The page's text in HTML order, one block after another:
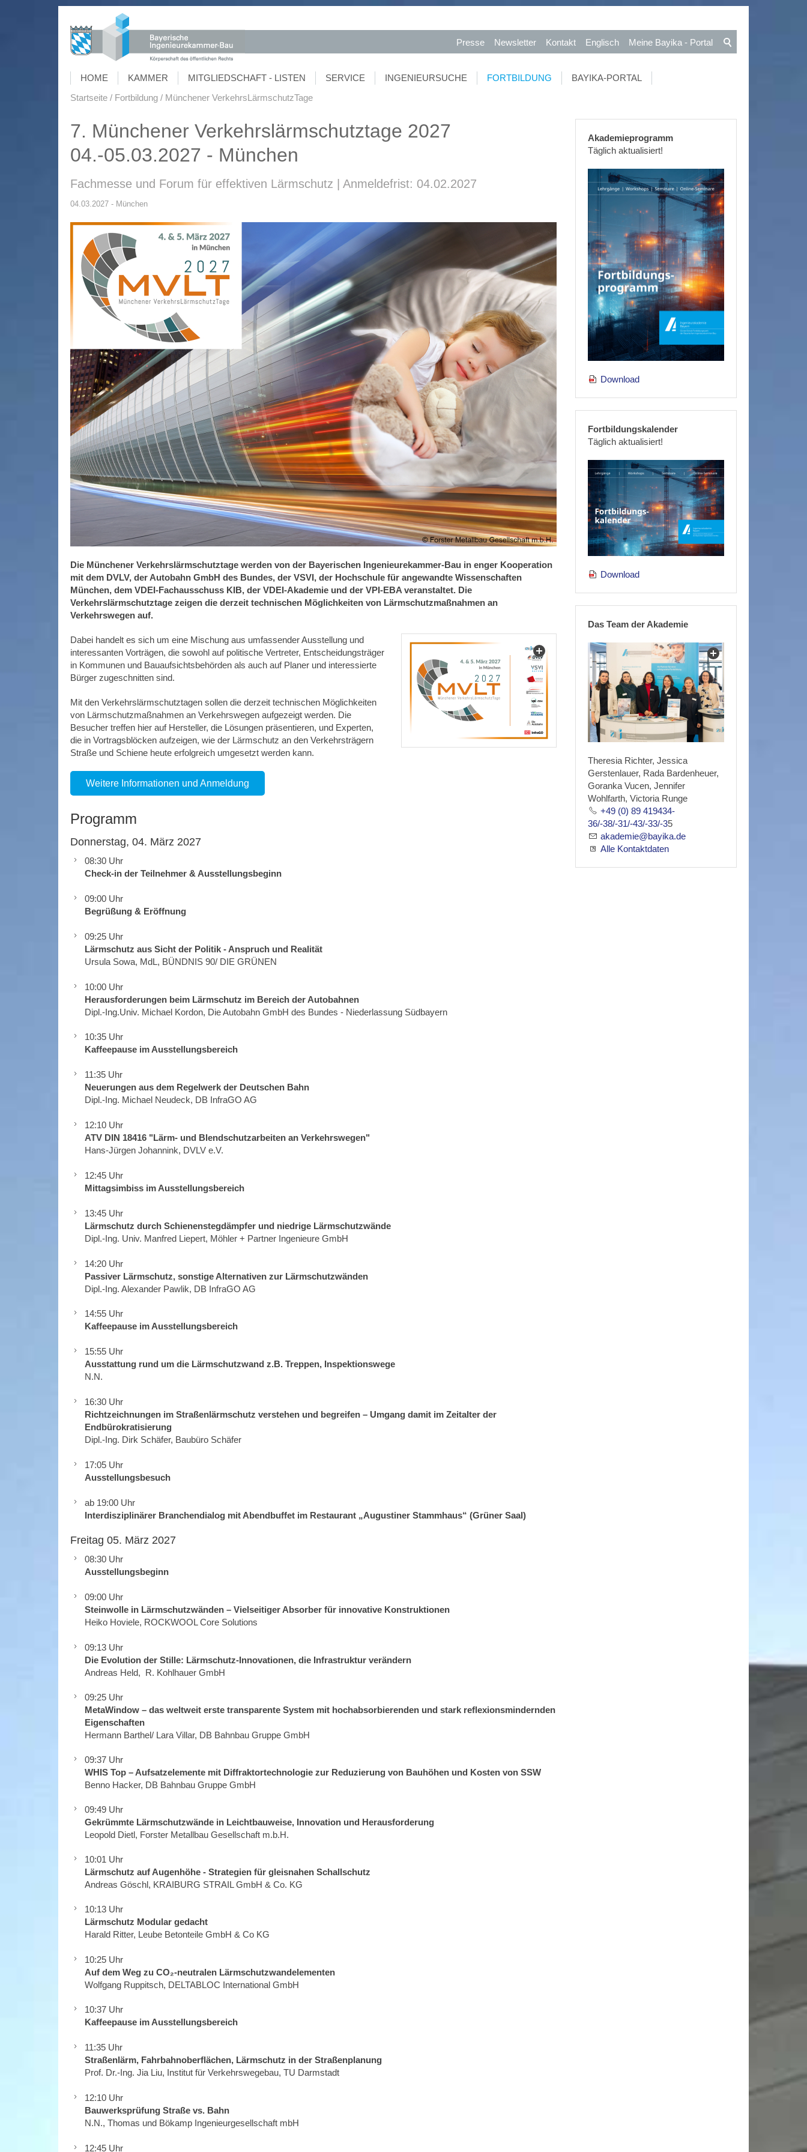
Presse Newsletter Kontakt Englisch Meine Bayika - Portal
HOME KAMMER MITGLIEDSCHAFT - LISTEN SERVICE INGENIEURSUCHE FORTBILDUNG
BAYIKA-PORTAL
Startseite
Fortbildung Münchener VerkehrsLärmschutzTage
7. Münchener Verkehrslärmschutztage 2027
04.-05.03.2027 - München
Fachmesse und Forum für effektiven Lärmschutz | Anmeldefrist: 04.02.2027
04.03.2027 - München
Die Münchener Verkehrslärmschutztage werden von der Bayerischen Ingenieurekammer-Bau in enger Kooperation
mit dem DVLV, der Autobahn GmbH des Bundes, der VSVI, der Hochschule für angewandte Wissenschaften
München, dem VDEI-Fachausschuss KIB, der VDEI-Akademie und der VPI-EBA veranstaltet. Die
Verkehrslärmschutztage zeigen die derzeit technischen Möglichkeiten von Lärmschutzmaßnahmen an
Verkehrswegen auf.
Dabei handelt es sich um eine Mischung aus umfassender Ausstellung und
interessanten Vorträgen, die sowohl auf politische Vertreter, Entscheidungsträger
in Kommunen und Bauaufsichtsbehörden als auch auf Planer und interessierte
Bürger zugeschnitten sind.
Mit den Verkehrslärmschutztagen sollen die derzeit technischen Möglichkeiten
von Lärmschutzmaßnahmen an Verkehrswegen aufgezeigt werden. Die
Besucher treffen hier auf Hersteller, die Lösungen präsentieren, und Experten,
die in Vortragsblöcken aufzeigen, wie der Lärmschutz an den Verkehrsträgern
Straße und Schiene heute erfolgreich umgesetzt werden kann.
Weitere Informationen und Anmeldung
Programm
Donnerstag, 04. März 2027
08:30 Uhr
Check-in der Teilnehmer & Ausstellungsbeginn
09:00 Uhr
Begrüßung & Eröffnung
09:25 Uhr
Lärmschutz aus Sicht der Politik - Anspruch und Realität
Ursula Sowa, MdL, BÜNDNIS 90/ DIE GRÜNEN
10:00 Uhr
Herausforderungen beim Lärmschutz im Bereich der Autobahnen
Dipl.-Ing.Univ. Michael Kordon, Die Autobahn GmbH des Bundes - Niederlassung Südbayern
10:35 Uhr
Kaffeepause im Ausstellungsbereich
11:35 Uhr
Neuerungen aus dem Regelwerk der Deutschen Bahn
Dipl.-Ing. Michael Neudeck, DB InfraGO AG
12:10 Uhr
ATV DIN 18416 "Lärm- und Blendschutzarbeiten an Verkehrswegen"
Hans-Jürgen Johannink, DVLV e.V.
12:45 Uhr
Mittagsimbiss im Ausstellungsbereich
13:45 Uhr
Lärmschutz durch Schienenstegdämpfer und niedrige Lärmschutzwände
Dipl.-Ing. Univ. Manfred Liepert, Möhler + Partner Ingenieure GmbH
14:20 Uhr
Passiver Lärmschutz, sonstige Alternativen zur Lärmschutzwänden
Dipl.-Ing. Alexander Pawlik, DB InfraGO AG
14:55 Uhr
Kaffeepause im Ausstellungsbereich
15:55 Uhr
Ausstattung rund um die Lärmschutzwand z.B. Treppen, Inspektionswege
N.N.
16:30 Uhr
Richtzeichnungen im Straßenlärmschutz verstehen und begreifen – Umgang damit im Zeitalter der
Endbürokratisierung
Dipl.-Ing. Dirk Schäfer, Baubüro Schäfer
17:05 Uhr
Ausstellungsbesuch
ab 19:00 Uhr
Interdisziplinärer Branchendialog mit Abendbuffet im Restaurant „Augustiner Stammhaus“ (Grüner Saal)
Freitag 05. März 2027
08:30 Uhr
Ausstellungsbeginn
09:00 Uhr
Steinwolle in Lärmschutzwänden – Vielseitiger Absorber für innovative Konstruktionen
Heiko Hoviele, ROCKWOOL Core Solutions
09:13 Uhr
Die Evolution der Stille: Lärmschutz-Innovationen, die Infrastruktur verändern
Andreas Held, R. Kohlhauer GmbH
09:25 Uhr
MetaWindow – das weltweit erste transparente System mit hochabsorbierenden und stark reflexionsmindernden
Eigenschaften
Hermann Barthel/ Lara Villar, DB Bahnbau Gruppe GmbH
09:37 Uhr
WHIS Top – Aufsatzelemente mit Diffraktortechnologie zur Reduzierung von Bauhöhen und Kosten von SSW
Benno Hacker, DB Bahnbau Gruppe GmbH
09:49 Uhr
Gekrümmte Lärmschutzwände in Leichtbauweise, Innovation und Herausforderung
Leopold Dietl, Forster Metallbau Gesellschaft m.b.H.
10:01 Uhr
Lärmschutz auf Augenhöhe - Strategien für gleisnahen Schallschutz
Andreas Göschl, KRAIBURG STRAIL GmbH & Co. KG
10:13 Uhr
Lärmschutz Modular gedacht
Harald Ritter, Leube Betonteile GmbH & Co KG
10:25 Uhr
Auf dem Weg zu CO₂-neutralen Lärmschutzwandelementen
Wolfgang Ruppitsch, DELTABLOC International GmbH
10:37 Uhr
Kaffeepause im Ausstellungsbereich
11:35 Uhr
Straßenlärm, Fahrbahnoberflächen, Lärmschutz in der Straßenplanung
Prof. Dr.-Ing. Jia Liu, Institut für Verkehrswegebau, TU Darmstadt
12:10 Uhr
Bauwerksprüfung Straße vs. Bahn
N.N., Thomas und Bökamp Ingenieurgesellschaft mbH
12:45 Uhr
Akademieprogramm
Täglich aktualisiert!
Download
Fortbildungskalender
Täglich aktualisiert!
Download
Das Team der Akademie
Theresia Richter, Jessica
Gerstenlauer, Rada Bardenheuer,
Goranka Vucen, Jennifer
Wohlfarth, Victoria Runge
+49 (0) 89 419434-
36/-38/-31/-43/-33/-35
akademie@bayika.de
Alle Kontaktdaten